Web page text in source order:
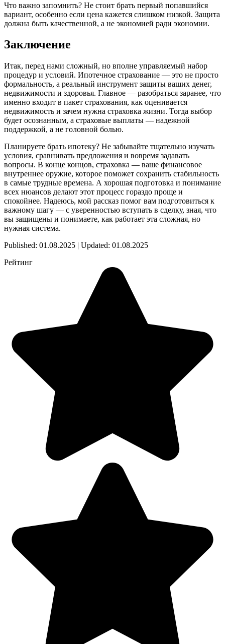
Что важно запомнить? Не стоит брать первый попавшийся
вариант, особенно если цена кажется слишком низкой. Защита
должна быть качественной, а не экономией ради экономии.
Заключение
Итак, перед нами сложный, но вполне управляемый набор
процедур и условий. Ипотечное страхование — это не просто
формальность, а реальный инструмент защиты ваших денег,
недвижимости и здоровья. Главное — разобраться заранее, что
именно входит в пакет страхования, как оценивается
недвижимость и зачем нужна страховка жизни. Тогда выбор
будет осознанным, а страховые выплаты — надежной
поддержкой, а не головной болью.
Планируете брать ипотеку? Не забывайте тщательно изучать
условия, сравнивать предложения и вовремя задавать
вопросы. В конце концов, страховка — ваше финансовое
внутреннее оружие, которое поможет сохранить стабильность
в самые трудные времена. А хорошая подготовка и понимание
всех нюансов делают этот процесс гораздо проще и
спокойнее. Надеюсь, мой рассказ помог вам подготовиться к
важному шагу — с уверенностью вступать в сделку, зная, что
вы защищены и понимаете, как работает эта сложная, но
нужная система.
Published: 01.08.2025 | Updated: 01.08.2025
Рейтинг